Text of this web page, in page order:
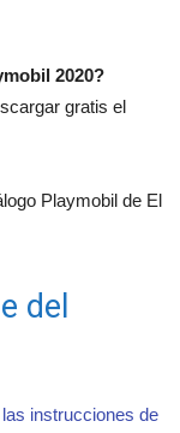
2020?
gratis el
Playmobil de El
del
instrucciones de